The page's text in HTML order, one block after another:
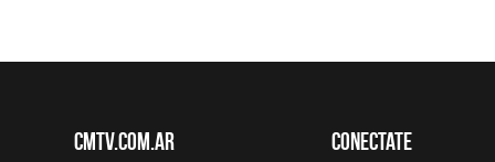
CMTV.com.ar Conectate